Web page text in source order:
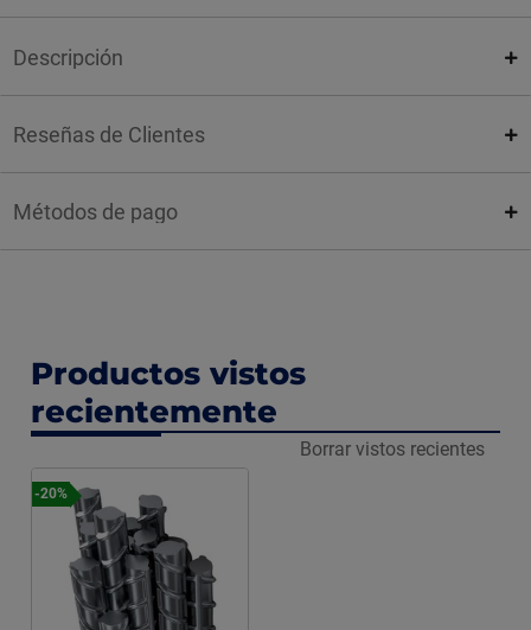
Descripción
Reseñas de Clientes
Métodos de pago
Productos vistos
recientemente
Borrar vistos recientes
-20%